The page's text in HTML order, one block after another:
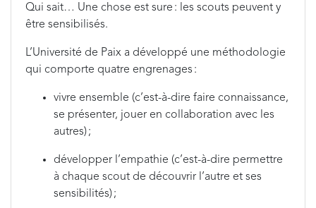
Qui sait… Une chose est sure : les scouts peuvent y
être sensibilisés.
L’Université de Paix a développé une méthodologie
qui comporte quatre engrenages :
vivre ensemble (c’est-à-dire faire connaissance,
se présenter, jouer en collaboration avec les
autres) ;
développer l’empathie (c’est-à-dire permettre
à chaque scout de découvrir l’autre et ses
sensibilités) ;